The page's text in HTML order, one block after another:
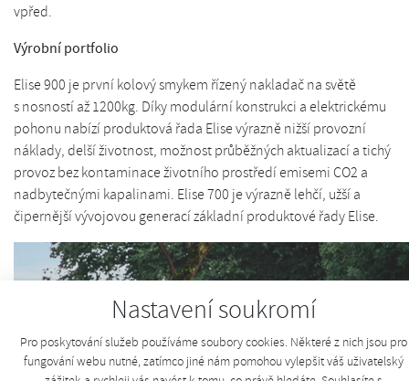
Nastavení soukromí
Pro poskytování služeb používáme soubory cookies. Některé z nich jsou pro
fungování webu nutné, zatímco jiné nám pomohou vylepšit váš uživatelský
vpřed.
Výrobní portfolio
Elise 900 je první kolový smykem řízený nakladač na světě
s nosností až 1200kg. Díky modulární konstrukci a elektrickému
pohonu nabízí produktová řada Elise výrazně nižší provozní
náklady, delší životnost, možnost průběžných aktualizací a tichý
provoz bez kontaminace životního prostředí emisemi CO2 a
nadbytečnými kapalinami. Elise 700 je výrazně lehčí, užší a
čipernější vývojovou generací základní produktové řady Elise.